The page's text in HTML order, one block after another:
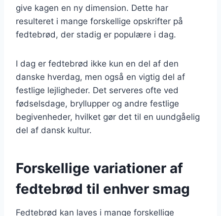
give kagen en ny dimension. Dette har
resulteret i mange forskellige opskrifter på
fedtebrød, der stadig er populære i dag.
I dag er fedtebrød ikke kun en del af den
danske hverdag, men også en vigtig del af
festlige lejligheder. Det serveres ofte ved
fødselsdage, bryllupper og andre festlige
begivenheder, hvilket gør det til en uundgåelig
del af dansk kultur.
Forskellige variationer af
fedtebrød til enhver smag
Fedtebrød kan laves i mange forskellige